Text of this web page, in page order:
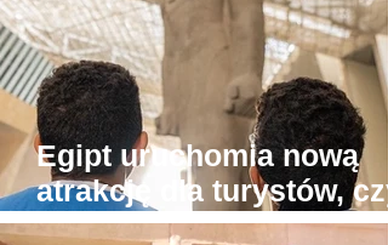
Egipt uruchomia nową
atrakcję dla turystów,
"muzea przy plażach"